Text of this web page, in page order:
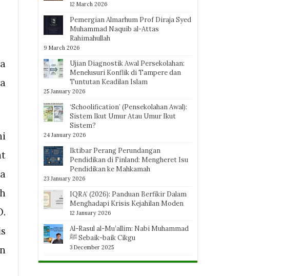
12 March 2026
Pemergian Almarhum Prof Diraja Syed
Muhammad Naquib al-Attas
Rahimahullah
9 March 2026
Ujian Diagnostik Awal Persekolahan:
Menelusuri Konflik di Tampere dan
Tuntutan Keadilan Islam
25 January 2026
‘Schoolification’ (Pensekolahan Awal):
Sistem Ikut Umur Atau Umur Ikut
Sistem?
24 January 2026
Iktibar Perang Perundangan
Pendidikan di Finland: Mengheret Isu
Pendidikan ke Mahkamah
23 January 2026
IQRA’ (2026): Panduan Berfikir Dalam
Menghadapi Krisis Kejahilan Moden
12 January 2026
Al-Rasul al-Mu’allim: Nabi Muhammad
ﷺ Sebaik-baik Cikgu
3 December 2025